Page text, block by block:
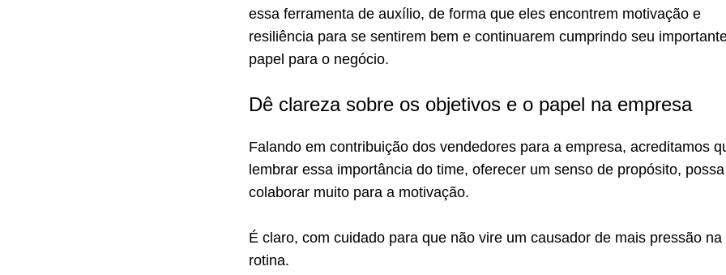
essa ferramenta de auxílio, de forma que eles encontrem motivação e
resiliência para se sentirem bem e continuarem cumprindo seu
papel para o negócio.
Dê clareza sobre os objetivos e o papel na empresa
Falando em contribuição dos vendedores para a empresa, acreditamos
lembrar essa importância do time, oferecer um senso de propósito, possa
colaborar muito para a motivação.
É claro, com cuidado para que não vire um causador de mais pressão na
rotina.